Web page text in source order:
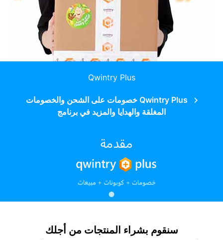
Qwintry Plus
Qwintry Plus خصومات على الشحن والخصومات
المغلقة والهدايا والمزيد في برنامج
سنقوم بشراء المنتجات من أجلك